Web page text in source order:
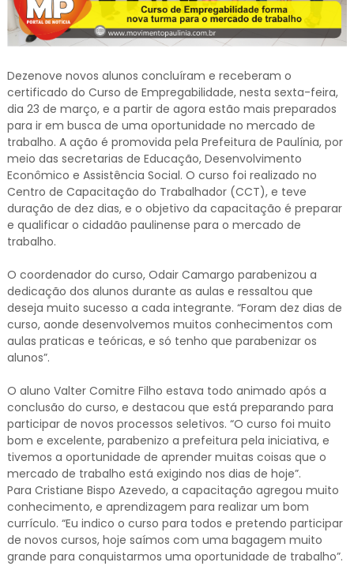
Dezenove novos alunos concluíram e receberam o
certificado do Curso de Empregabilidade, nesta sexta-feira,
dia 23 de março, e a partir de agora estão mais preparados
para ir em busca de uma oportunidade no mercado de
trabalho. A ação é promovida pela Prefeitura de Paulínia, por
meio das secretarias de Educação, Desenvolvimento
Econômico e Assistência Social. O curso foi realizado no
Centro de Capacitação do Trabalhador (CCT), e teve
duração de dez dias, e o objetivo da capacitação é preparar
e qualificar o cidadão paulinense para o mercado de
trabalho.
O coordenador do curso, Odair Camargo parabenizou a
dedicação dos alunos durante as aulas e ressaltou que
deseja muito sucesso a cada integrante. “Foram dez dias de
curso, aonde desenvolvemos muitos conhecimentos com
aulas praticas e teóricas, e só tenho que parabenizar os
alunos”.
O aluno Valter Comitre Filho estava todo animado após a
conclusão do curso, e destacou que está preparando para
participar de novos processos seletivos. “O curso foi muito
bom e excelente, parabenizo a prefeitura pela iniciativa, e
tivemos a oportunidade de aprender muitas coisas que o
mercado de trabalho está exigindo nos dias de hoje”.
Para Cristiane Bispo Azevedo, a capacitação agregou muito
conhecimento, e aprendizagem para realizar um bom
currículo. “Eu indico o curso para todos e pretendo participar
de novos cursos, hoje saímos com uma bagagem muito
grande para conquistarmos uma oportunidade de trabalho”.